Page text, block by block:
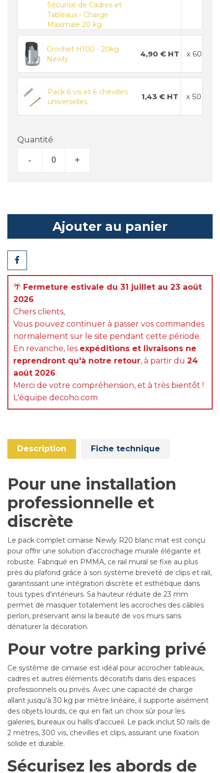
Sécurisé de Cadres et
Tableaux - Charge
Maximale 20 kg
Crochet H100 - 20kg
Newly
4,90 € HT x 60
Pack 6 vis et 6 chevilles
universelles
1,43 € HT x 50
Quantité
- +
Ajouter au panier
Partager
🌴 Fermeture estivale du 31 juillet au 23 août
2026
Chers clients,
Vous pouvez continuer à passer vos commandes
normalement sur le site pendant cette période.
En revanche, les expéditions et livraisons ne
reprendront qu'à notre retour, à partir du 24
août 2026.
Merci de votre compréhension, et à très bientôt !
L'équipe decoho.com
Description Fiche technique
Pour une installation
professionnelle et
discrète
Le pack complet cimaise Newly R20 blanc mat est conçu
pour offrir une solution d'accrochage murale élégante et
robuste. Fabriqué en PMMA, ce rail mural se fixe au plus
près du plafond grâce à son système breveté de clips et rail,
garantissant une intégration discrète et esthétique dans
tous types d'intérieurs. Sa hauteur réduite de 23 mm
permet de masquer totalement les accroches des câbles
perlon, préservant ainsi la beauté de vos murs sans
dénaturer la décoration.
Pour votre parking privé
Ce système de cimaise est idéal pour accrocher tableaux,
cadres et autres éléments décoratifs dans des espaces
professionnels ou privés. Avec une capacité de charge
allant jusqu'à 30 kg par mètre linéaire, il supporte aisément
des objets lourds, ce qui en fait un choix sûr pour les
galeries, bureaux ou halls d'accueil. Le pack inclut 50 rails de
2 mètres, 300 vis, chevilles et clips, assurant une fixation
solide et durable.
Sécurisez les abords de